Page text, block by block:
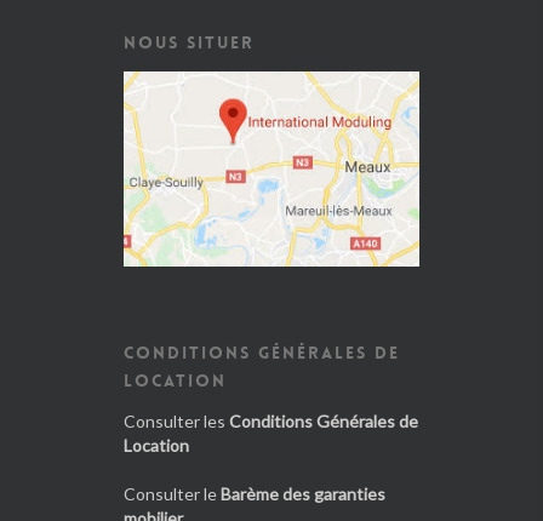
NOUS SITUER
CONDITIONS GÉNÉRALES DE
LOCATION
Consulter les Conditions Générales de
Location
Consulter le Barème des garanties